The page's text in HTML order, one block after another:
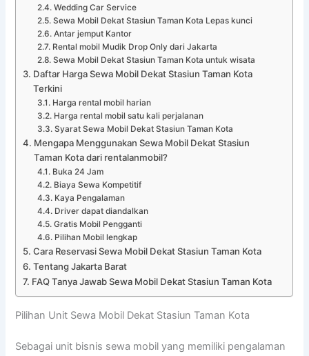
Wedding Car Service
Sewa Mobil Dekat Stasiun Taman Kota Lepas kunci
Antar jemput Kantor
Rental mobil Mudik Drop Only dari Jakarta
Sewa Mobil Dekat Stasiun Taman Kota untuk wisata
Daftar Harga Sewa Mobil Dekat Stasiun Taman Kota
Terkini
Harga rental mobil harian
Harga rental mobil satu kali perjalanan
Syarat Sewa Mobil Dekat Stasiun Taman Kota
Mengapa Menggunakan Sewa Mobil Dekat Stasiun
Taman Kota dari rentalanmobil?
Buka 24 Jam
Biaya Sewa Kompetitif
Kaya Pengalaman
Driver dapat diandalkan
Gratis Mobil Pengganti
Pilihan Mobil lengkap
Cara Reservasi Sewa Mobil Dekat Stasiun Taman Kota
Tentang Jakarta Barat
FAQ Tanya Jawab Sewa Mobil Dekat Stasiun Taman Kota
Pilihan Unit Sewa Mobil Dekat Stasiun Taman Kota
Sebagai unit bisnis sewa mobil yang memiliki pengalaman